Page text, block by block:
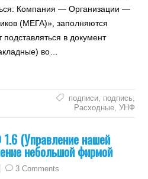
Компания — Организации —
(МЕГА)», заполняются
в документ
во…
подписи, подпись,
Расходные, УНФ
(Управление нашей
небольшой фирмой
3 Comments